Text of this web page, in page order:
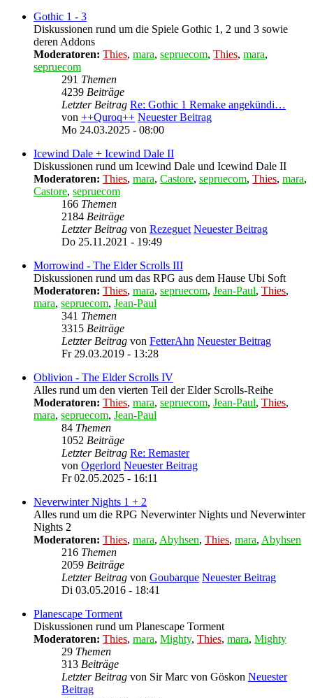
Gothic 1 - 3
Diskussionen rund um die Spiele Gothic 1, 2 und 3 sowie
deren Addons
Moderatoren: Thies, mara, sepruecom, Thies, mara,
sepruecom
291 Themen
4239 Beiträge
Letzter Beitrag Re: Gothic 1 Remake angekündi…
von ++Quroq++ Neuester Beitrag
Mo 24.03.2025 - 08:00
Icewind Dale + Icewind Dale II
Diskussionen rund um Icewind Dale und Icewind Dale II
Moderatoren: Thies, mara, Castore, sepruecom, Thies, mara,
Castore, sepruecom
166 Themen
2184 Beiträge
Letzter Beitrag von Rezeguet Neuester Beitrag
Do 25.11.2021 - 19:49
Morrowind - The Elder Scrolls III
Diskussionen rund um das RPG aus dem Hause Ubi Soft
Moderatoren: Thies, mara, sepruecom, Jean-Paul, Thies,
mara, sepruecom, Jean-Paul
341 Themen
3315 Beiträge
Letzter Beitrag von FetterAhn Neuester Beitrag
Fr 29.03.2019 - 13:28
Oblivion - The Elder Scrolls IV
Alles rund um den vierten Teil der Elder Scrolls-Reihe
Moderatoren: Thies, mara, sepruecom, Jean-Paul, Thies,
mara, sepruecom, Jean-Paul
84 Themen
1052 Beiträge
Letzter Beitrag Re: Remaster
von Ogerlord Neuester Beitrag
Fr 02.05.2025 - 16:11
Neverwinter Nights 1 + 2
Alles rund um die RPG Neverwinter Nights und Neverwinter
Nights 2
Moderatoren: Thies, mara, Abyhsen, Thies, mara, Abyhsen
216 Themen
2059 Beiträge
Letzter Beitrag von Goubarque Neuester Beitrag
Di 03.05.2016 - 18:41
Planescape Torment
Diskussionen rund um Planescape Torment
Moderatoren: Thies, mara, Mighty, Thies, mara, Mighty
29 Themen
313 Beiträge
Letzter Beitrag von Sir Marc von Göskon Neuester
Beitrag